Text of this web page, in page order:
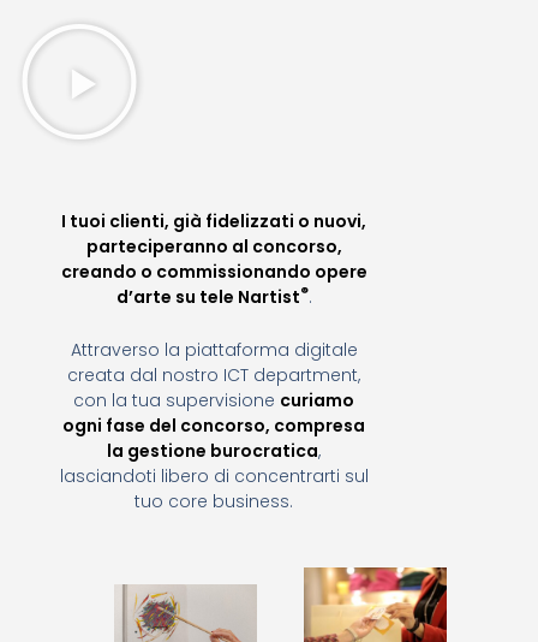
I tuoi clienti, già fidelizzati o nuovi,
parteciperanno al concorso,
creando o commissionando opere
d’arte su tele Nartist®.
Attraverso la piattaforma digitale
creata dal nostro ICT department,
con la tua supervisione curiamo
ogni fase del concorso, compresa
la gestione burocratica,
lasciandoti libero di concentrarti sul
tuo core business.